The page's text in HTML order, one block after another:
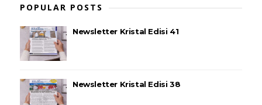
POPULAR POSTS
Newsletter Kristal Edisi 41
Newsletter Kristal Edisi 38